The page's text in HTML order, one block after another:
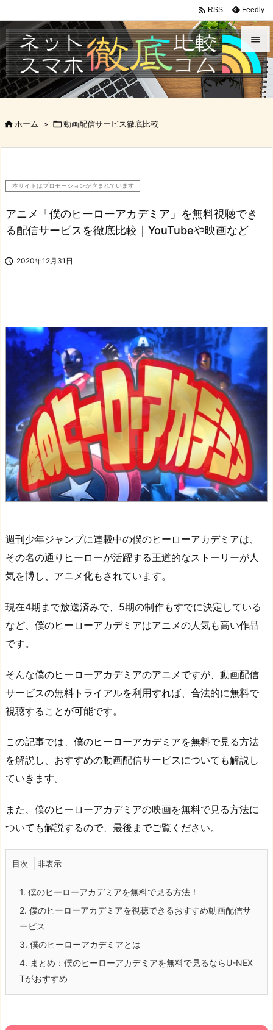


メニュ

 RSS Feedly
ホーム > 動画配信サービス徹底比較
本サイトはプロモーションが含まれています
アニメ「僕のヒーローアカデミア」を無料視聴でき
る配信サービスを徹底比較｜YouTubeや映画など
 2020年12月31日
週刊少年ジャンプに連載中の僕のヒーローアカデミアは、
その名の通りヒーローが活躍する王道的なストーリーが人
気を博し、アニメ化もされています。
現在4期まで放送済みで、5期の制作もすでに決定している
など、僕のヒーローアカデミアはアニメの人気も高い作品
です。
そんな僕のヒーローアカデミアのアニメですが、動画配信
サービスの無料トライアルを利用すれば、合法的に無料で
視聴することが可能です。
この記事では、僕のヒーローアカデミアを無料で見る方法
を解説し、おすすめの動画配信サービスについても解説し
ていきます。
また、僕のヒーローアカデミアの映画を無料で見る方法に
ついても解説するので、最後までご覧ください。
目次
1. 僕のヒーローアカデミアを無料で見る方法！
2. 僕のヒーローアカデミアを視聴できるおすすめ動画配信サ
ービス
3. 僕のヒーローアカデミアとは
4. まとめ：僕のヒーローアカデミアを無料で見るならU-NEX
Tがおすすめ